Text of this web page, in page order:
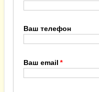
Ваш телефон
Ваш email